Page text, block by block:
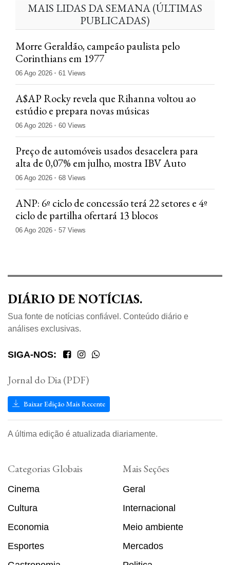
MAIS LIDAS DA SEMANA (ÚLTIMAS
PUBLICADAS)
Morre Geraldão, campeão paulista pelo
Corinthians em 1977
06 Ago 2026 61 Views
A$AP Rocky revela que Rihanna voltou ao
estúdio e prepara novas músicas
06 Ago 2026 60 Views
Preço de automóveis usados desacelera para
alta de 0,07% em julho, mostra IBV Auto
06 Ago 2026 68 Views
ANP: 6º ciclo de concessão terá 22 setores e 4º
ciclo de partilha ofertará 13 blocos
06 Ago 2026 57 Views
DIÁRIO DE NOTÍCIAS.
Sua fonte de notícias confiável. Conteúdo diário e
análises exclusivas.
SIGA-NOS:
Jornal do Dia (PDF)
Baixar Edição Mais Recente
A última edição é atualizada diariamente.
Categorias Globais
Cinema
Cultura
Economia
Esportes
Mais Seções
Geral
Internacional
Meio ambiente
Mercados